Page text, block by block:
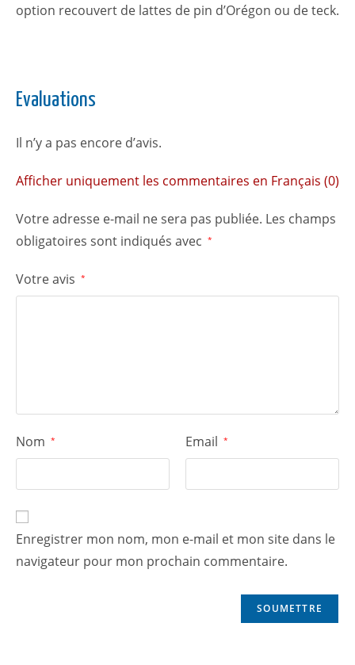
option recouvert de lattes de pin d’Orégon ou de teck.
Evaluations
Il n’y a pas encore d’avis.
Afficher uniquement les commentaires en Français (0)
Votre adresse e-mail ne sera pas publiée. Les champs
obligatoires sont indiqués avec *
Votre avis *
Nom * Email *
Enregistrer mon nom, mon e-mail et mon site dans le
navigateur pour mon prochain commentaire.